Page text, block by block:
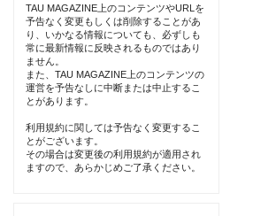
TAU MAGAZINE上のコンテンツやURLを
予告なく変更もしくは削除することがあ
り、いかなる情報についても、必ずしも
常に最新情報に反映されるものではあり
ません。
また、TAU MAGAZINE上のコンテンツの
運営を予告なしに中断または中止するこ
とがあります。
利用規約に関しては予告なく変更するこ
とがございます。
その場合は変更後の利用規約が適用され
ますので、あらかじめご了承ください。